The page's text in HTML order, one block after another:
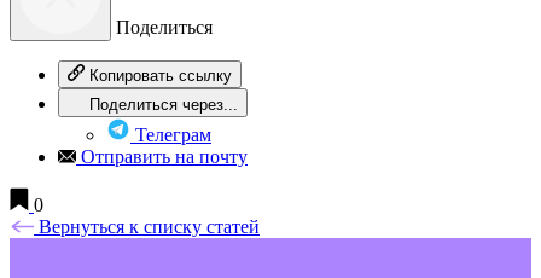
Поделиться
Копировать ссылку
Поделиться через...
Телеграм
Отправить на почту
0
Вернуться к списку статей